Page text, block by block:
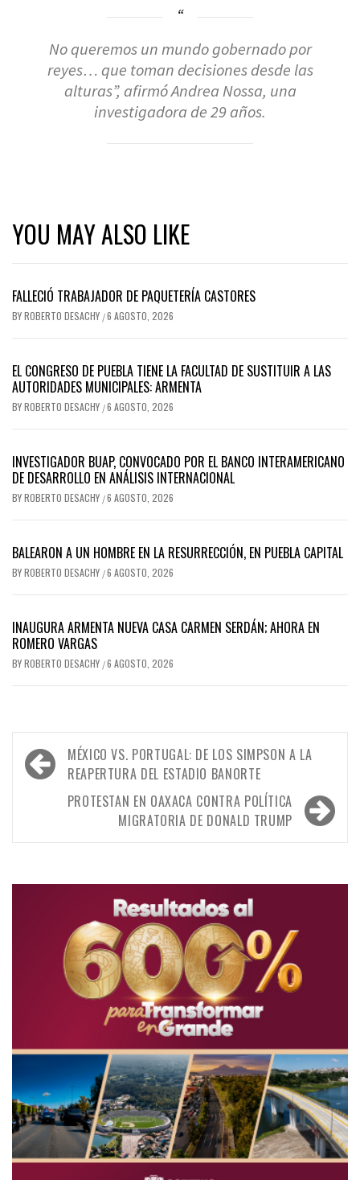
No queremos un mundo gobernado por
reyes… que toman decisiones desde las
alturas”, afirmó Andrea Nossa, una
investigadora de 29 años.
YOU MAY ALSO LIKE
FALLECIÓ TRABAJADOR DE PAQUETERÍA CASTORES
BYROBERTO DESACHY /6 AGOSTO, 2026
EL CONGRESO DE PUEBLA TIENE LA FACULTAD DE SUSTITUIR A LAS
AUTORIDADES MUNICIPALES: ARMENTA
BYROBERTO DESACHY /6 AGOSTO, 2026
INVESTIGADOR BUAP, CONVOCADO POR EL BANCO INTERAMERICANO
DE DESARROLLO EN ANÁLISIS INTERNACIONAL
BYROBERTO DESACHY /6 AGOSTO, 2026
BALEARON A UN HOMBRE EN LA RESURRECCIÓN, EN PUEBLA CAPITAL
BYROBERTO DESACHY /6 AGOSTO, 2026
INAUGURA ARMENTA NUEVA CASA CARMEN SERDÁN; AHORA EN
ROMERO VARGAS
BYROBERTO DESACHY /6 AGOSTO, 2026
Navegación
de
entradas
MÉXICO VS. PORTUGAL: DE LOS SIMPSON A LA
REAPERTURA DEL ESTADIO BANORTE
PROTESTAN EN OAXACA CONTRA POLÍTICA
MIGRATORIA DE DONALD TRUMP